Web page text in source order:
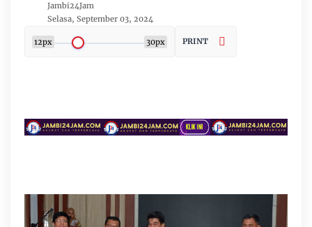
Jambi24Jam
Selasa, September 03, 2024
12px 30px PRINT